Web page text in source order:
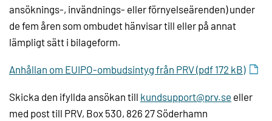
ansöknings-, invändnings- eller förnyelseärenden) under
de fem åren som ombudet hänvisar till eller på annat
lämpligt sätt i bilageform.
Anhållan om EUIPO-ombudsintyg från PRV (pdf 172 kB)
Skicka den ifyllda ansökan till kundsupport@prv.se eller
med post till PRV, Box 530, 826 27 Söderhamn